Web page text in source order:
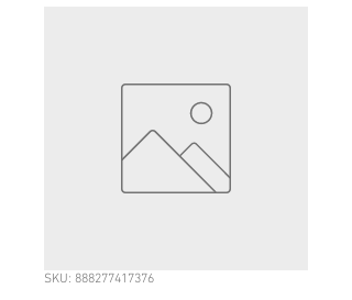
SKU: 888277417376